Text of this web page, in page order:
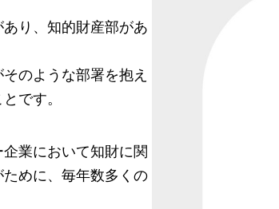
り、知的財産部があ
のような部署を抱え
です。
業において知財に関
めに、毎年数多くの